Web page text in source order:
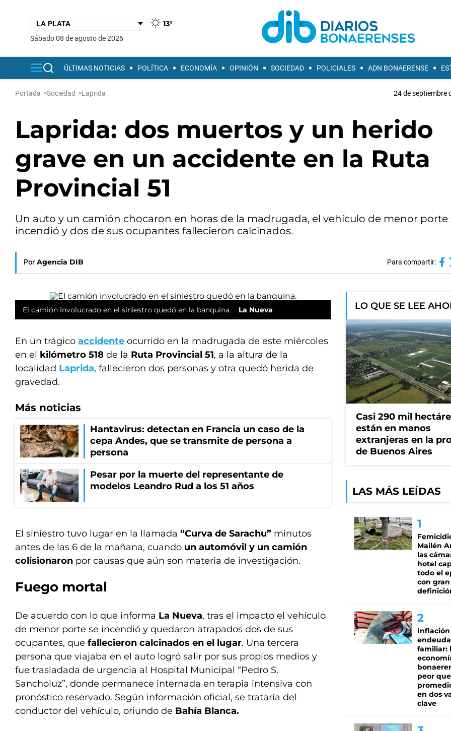
13°
sábado 08 de agosto de 2026
ÚLTIMAS NOTICIAS POLÍTICA ECONOMÍA OPINIÓN SOCIEDAD POLICIALES ADN BONAERENSE
Portada >Sociedad >Laprida 24 de septiembre
Laprida: dos muertos y un herido
grave en un accidente en la Ruta
Provincial 51
Un auto y un camión chocaron en horas de la madrugada, el vehículo de menor porte
incendió y dos de sus ocupantes fallecieron calcinados.
Por Agencia DIB Para compartir:
El camión involucrado en el siniestro quedó en la banquina. La Nueva
En un trágico accidente ocurrido en la madrugada de este miércoles
en el kilómetro 518 de la Ruta Provincial 51, a la altura de la
localidad Laprida, fallecieron dos personas y otra quedó herida de
gravedad.
Más noticias
Hantavirus: detectan en Francia un caso de la
cepa Andes, que se transmite de persona a
persona
Pesar por la muerte del representante de
modelos Leandro Rud a los 51 años
El siniestro tuvo lugar en la llamada “Curva de Sarachu” minutos
antes de las 6 de la mañana, cuando un automóvil y un camión
colisionaron por causas que aún son materia de investigación.
Fuego mortal
De acuerdo con lo que informa La Nueva, tras el impacto el vehículo
de menor porte se incendió y quedaron atrapados dos de sus
ocupantes, que fallecieron calcinados en el lugar. Una tercera
persona que viajaba en el auto logró salir por sus propios medios y
fue trasladada de urgencia al Hospital Municipal “Pedro S.
Sancholuz”, donde permanece internada en terapia intensiva con
pronóstico reservado. Según información oficial, se trataría del
conductor del vehículo, oriundo de Bahía Blanca.
LO QUE SE LEE
Casi 290 mil
están en manos
extranjeras en la
de Buenos Aires
LAS MÁS LEÍDAS
Mailén
las
hotel
todo el
con gran
Inflación
familiar:
peor
en dos
clave